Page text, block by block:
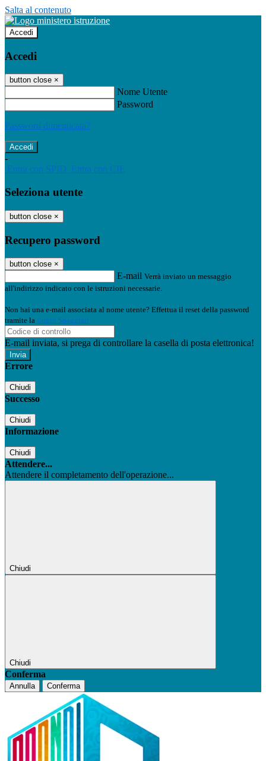
Salta al contenuto
Accedi
Accedi
button close ×
Nome Utente
Password
Password dimenticata?
-
Entra con SPID Entra con CIE
Seleziona utente
button close ×
Recupero password
button close ×
E-mail Verrà inviato un messaggio
all'indirizzo indicato con le istruzioni necessarie.
Non hai una e-mail associata al nome utente? Effettua il reset della password
tramite la Login Spaggiari
E-mail inviata, si prega di controllare la casella di posta elettronica!
Errore
Chiudi
Successo
Chiudi
Informazione
Chiudi
Attendere...
Attendere il completamento dell'operazione...
Chiudi
Chiudi
Conferma
Annulla Conferma